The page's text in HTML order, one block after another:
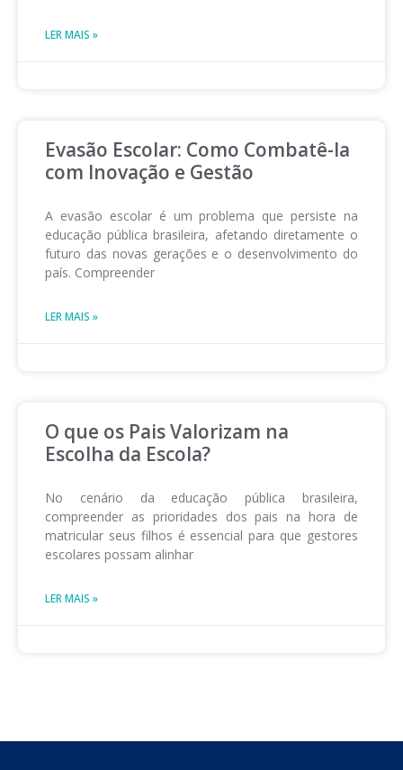
LER MAIS »
Evasão Escolar: Como Combatê-la
com Inovação e Gestão
A evasão escolar é um problema que persiste na
educação pública brasileira, afetando diretamente o
futuro das novas gerações e o desenvolvimento do
país. Compreender
LER MAIS »
O que os Pais Valorizam na
Escolha da Escola?
No cenário da educação pública brasileira,
compreender as prioridades dos pais na hora de
matricular seus filhos é essencial para que gestores
escolares possam alinhar
LER MAIS »